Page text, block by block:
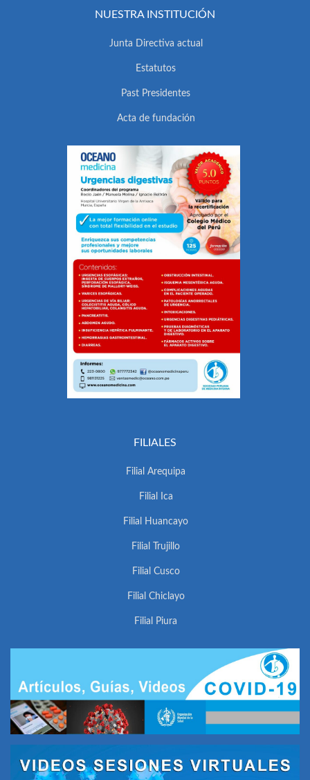
NUESTRA INSTITUCIÓN
Junta Directiva actual
Estatutos
Past Presidentes
Acta de fundación
FILIALES
Filial Arequipa
Filial Ica
Filial Huancayo
Filial Trujillo
Filial Cusco
Filial Chiclayo
Filial Piura